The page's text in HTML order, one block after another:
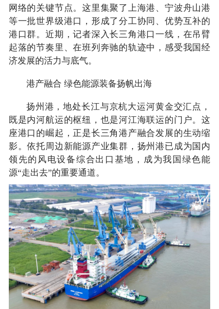
网络的关键节点。这里集聚了上海港、宁波舟山港
等一批世界级港口，形成了分工协同、优势互补的
港口群。近期，记者深入长三角港口一线，在吊臂
起落的节奏里、在班列奔驰的轨迹中，感受我国经
济发展的活力与底气。
港产融合 绿色能源装备扬帆出海
扬州港，地处长江与京杭大运河黄金交汇点，
既是内河航运的枢纽，也是河江海联运的门户。这
座港口的崛起，正是长三角港产融合发展的生动缩
影。依托周边新能源产业集群，扬州港已成为国内
领先的风电设备综合出口基地，成为我国绿色能
源“走出去”的重要通道。